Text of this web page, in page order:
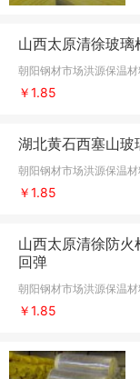
山西太原清徐玻
朝阳钢材市场洪源保温
￥1.85
湖北黄石西塞山
朝阳钢材市场洪源保温
￥1.85
山西太原清徐防
回弹
朝阳钢材市场洪源保温
￥1.85